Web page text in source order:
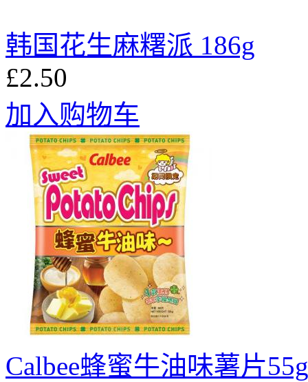
韩国花生麻糬派 186g
£2.50
加入购物车
Calbee蜂蜜牛油味薯片55g